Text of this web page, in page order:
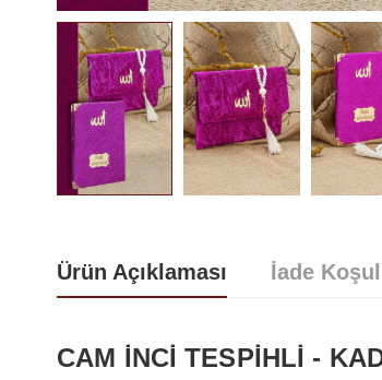
Ürün Açıklaması İade
CAM İNCİ TESPİHLİ -